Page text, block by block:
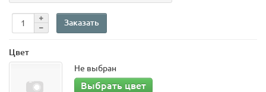
Заказать
Цвет
Не выбран
Выбрать цвет